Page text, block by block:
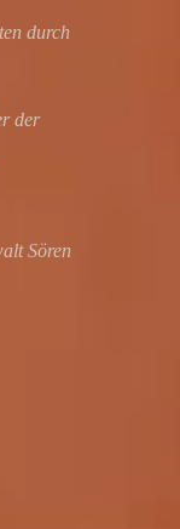
durch
der
Sören